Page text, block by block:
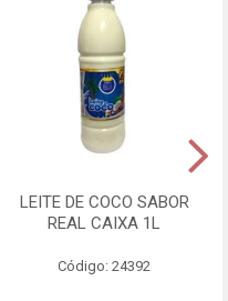
LEITE DE COCO SABOR
REAL CAIXA 1L
Código: 24392